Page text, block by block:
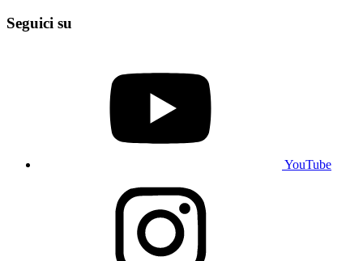
Seguici su
YouTube